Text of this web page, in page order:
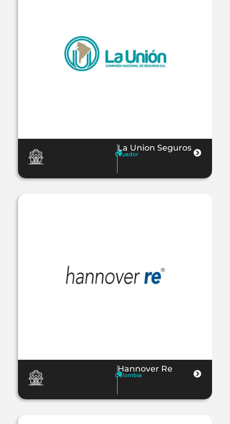
La Union Seguros
Ecuador
Hannover Re
Colombia